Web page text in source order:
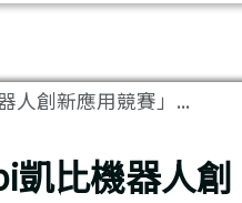
人創新應用競賽」...
凱比機器人創